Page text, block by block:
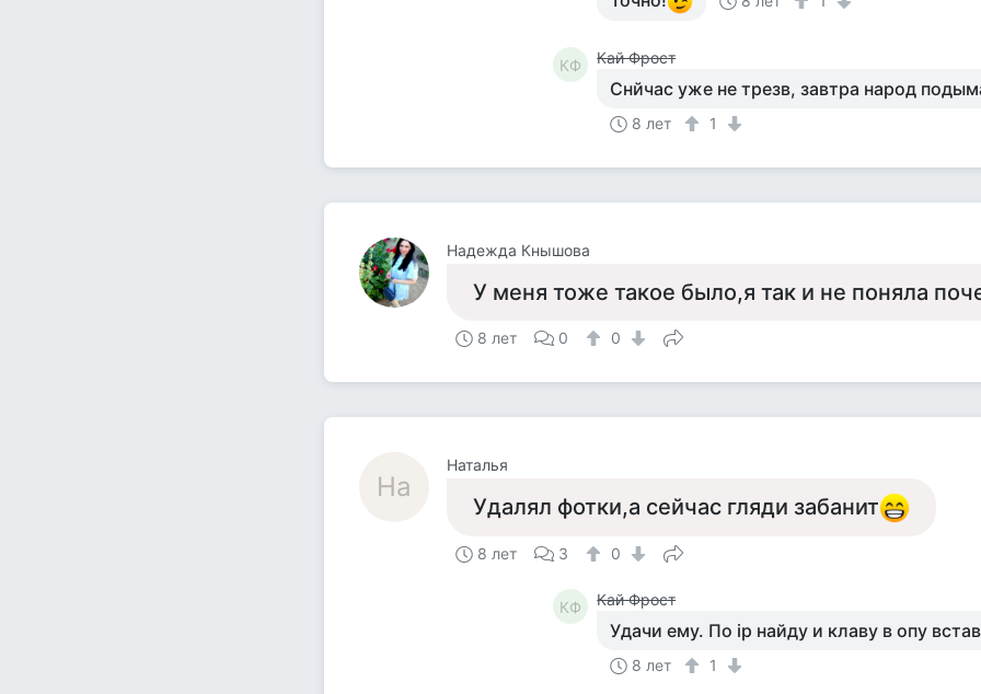
КФ Кай Фрост
Снйчас уже не трезв, завтра народ
8 лет 1
Надежда Кнышова
У меня тоже такое было,я так и не поняла
8 лет 0 0
На
Наталья
Удалял фотки,а сейчас гляди забанит
8 лет 3 0
КФ Кай Фрост
Удачи ему. По ip найду и клаву в опу
8 лет 1